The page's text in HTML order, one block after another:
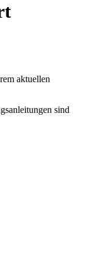
aktuellen
sind
4, A-